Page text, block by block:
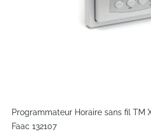
to
the
beginning
Programmateur Horaire sans fil TM
Faac 132107